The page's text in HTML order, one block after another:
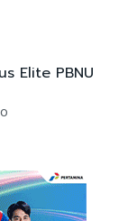
Elite PBNU